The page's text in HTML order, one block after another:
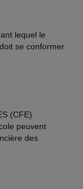
lequel le
se conformer
(CFE)
peuvent
des